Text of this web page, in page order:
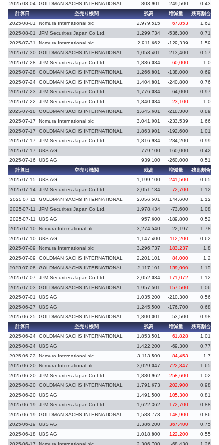
2025-08-04 GOLDMAN SACHS INTERNATIONAL 803,901 -249,500 0.43
計算日
空売り機関 残高 増減量 残高割合
2025-08-01
Nomura International plc 2,979,515 67,853 1.62
2025-08-01
JPM Securities Japan Co Ltd. 1,299,734 -536,300 0.71
2025-07-31
Nomura International plc 2,911,662 -129,339 1.59
2025-07-30 GOLDMAN SACHS INTERNATIONAL 1,053,401 -213,400 0.57
2025-07-28
JPM Securities Japan Co Ltd. 1,836,034 60,000 1.0
2025-07-28
GOLDMAN SACHS INTERNATIONAL 1,266,801 -138,000 0.69
2025-07-24 GOLDMAN SACHS INTERNATIONAL 1,404,801 -240,800 0.76
2025-07-23
JPM Securities Japan Co Ltd. 1,776,034 -64,000 0.97
2025-07-22
JPM Securities Japan Co Ltd. 1,840,034 23,100 1.0
2025-07-18
GOLDMAN SACHS INTERNATIONAL 1,645,601 -218,300 0.89
2025-07-17
Nomura International plc 3,041,001 -233,539 1.66
2025-07-17
GOLDMAN SACHS INTERNATIONAL 1,863,901 -192,600 1.01
2025-07-17
JPM Securities Japan Co Ltd. 1,816,934 -234,200 0.99
2025-07-17
UBS AG 779,100 -160,000 0.42
2025-07-16
UBS AG 939,100 -260,000 0.51
計算日
空売り機関 残高 増減量 残高割合
2025-07-15
UBS AG 1,199,100 241,500 0.65
2025-07-14 JPM Securities Japan Co Ltd. 2,051,134 72,700 1.12
2025-07-11
GOLDMAN SACHS INTERNATIONAL 2,056,501 -144,600 1.12
2025-07-11
JPM Securities Japan Co Ltd. 1,978,434 -73,600 1.08
2025-07-11
UBS AG 957,600 -189,800
0.52
2025-07-10 Nomura International plc 3,274,540 -22,197 1.78
2025-07-10 UBS AG 1,147,400 112,200 0.62
2025-07-09
Nomura International plc 3,296,737 183,237
1.8
2025-07-09
GOLDMAN SACHS INTERNATIONAL 2,201,101 84,000 1.2
2025-07-08
GOLDMAN SACHS INTERNATIONAL 2,117,101 159,600 1.15
2025-07-07
JPM Securities Japan Co Ltd. 2,052,034 171,072
1.12
2025-07-03
GOLDMAN SACHS INTERNATIONAL 1,957,501 157,500 1.06
2025-07-01
UBS AG 1,035,200 -210,300 0.56
2025-06-27
UBS AG 1,245,500 -176,700 0.68
2025-06-25
GOLDMAN SACHS INTERNATIONAL 1,800,001 -53,500 0.98
計算日
空売り機関 残高 増減量 残高割合
2025-06-24 GOLDMAN SACHS INTERNATIONAL 1,853,501 61,828 1.01
2025-06-24 UBS AG 1,422,200 -69,300 0.77
2025-06-23
Nomura International plc 3,113,500 84,453 1.7
2025-06-20 Nomura International plc 3,029,047 722,347 1.65
2025-06-20 JPM Securities Japan Co Ltd. 1,880,962 258,600 1.02
2025-06-20 GOLDMAN SACHS INTERNATIONAL 1,791,673 202,900 0.98
2025-06-20 UBS AG 1,491,500 105,300 0.81
2025-06-19
JPM Securities Japan Co Ltd. 1,622,362 172,700 0.88
2025-06-19
GOLDMAN SACHS INTERNATIONAL 1,588,773 148,900 0.86
2025-06-19
UBS AG 1,386,200 367,400
0.75
2025-06-18
UBS AG 1,018,800 122,200 0.55
2025-06-17
Nomura International plc 2,306,700 -68,430 1.26